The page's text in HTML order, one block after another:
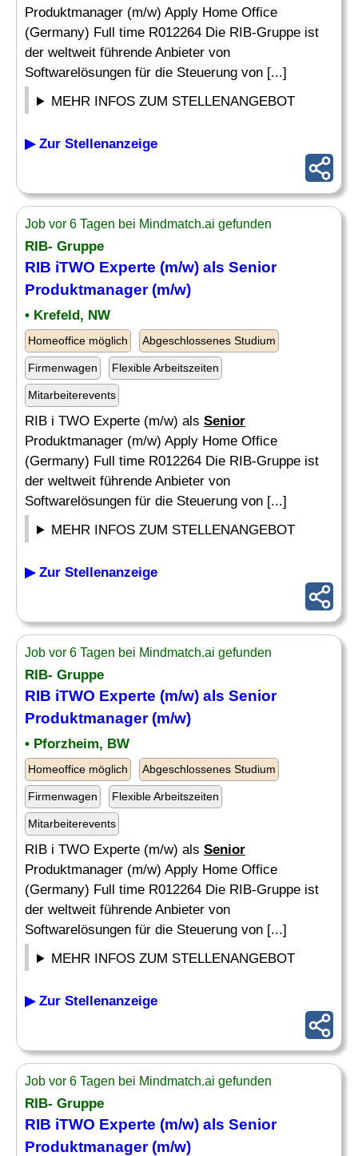
Produktmanager (m/w) Apply Home Office
(Germany) Full time R012264 Die RIB-Gruppe ist
der weltweit führende Anbieter von
Softwarelösungen für die Steuerung von [...]
MEHR INFOS ZUM STELLENANGEBOT
▶ Zur Stellenanzeige
Job vor 6 Tagen bei Mindmatch.ai gefunden
RIB- Gruppe
RIB iTWO Experte (m/w) als Senior
Produktmanager (m/w)
• Krefeld, NW
Homeoffice möglich Abgeschlossenes Studium
Firmenwagen Flexible Arbeitszeiten
Mitarbeiterevents
RIB i TWO Experte (m/w) als Senior
Produktmanager (m/w) Apply Home Office
(Germany) Full time R012264 Die RIB-Gruppe ist
der weltweit führende Anbieter von
Softwarelösungen für die Steuerung von [...]
MEHR INFOS ZUM STELLENANGEBOT
▶ Zur Stellenanzeige
Job vor 6 Tagen bei Mindmatch.ai gefunden
RIB- Gruppe
RIB iTWO Experte (m/w) als Senior
Produktmanager (m/w)
• Pforzheim, BW
Homeoffice möglich Abgeschlossenes Studium
Firmenwagen Flexible Arbeitszeiten
Mitarbeiterevents
RIB i TWO Experte (m/w) als Senior
Produktmanager (m/w) Apply Home Office
(Germany) Full time R012264 Die RIB-Gruppe ist
der weltweit führende Anbieter von
Softwarelösungen für die Steuerung von [...]
MEHR INFOS ZUM STELLENANGEBOT
▶ Zur Stellenanzeige
Job vor 6 Tagen bei Mindmatch.ai gefunden
RIB- Gruppe
RIB iTWO Experte (m/w) als Senior
Produktmanager (m/w)